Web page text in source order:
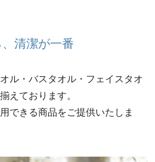
清潔が一番
ル・バスタオル・フェイスタオ
えております。
できる商品をご提供いたしま